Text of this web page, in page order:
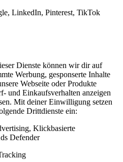
LinkedIn, Pinterest, TikTok
Dienste können wir dir auf
Werbung, gesponserte Inhalte
Webseite oder Produkte
und Einkaufsverhalten anzeigen
Mit deiner Einwilligung setzen
Drittdienste ein:
Klickbasierte
Defender